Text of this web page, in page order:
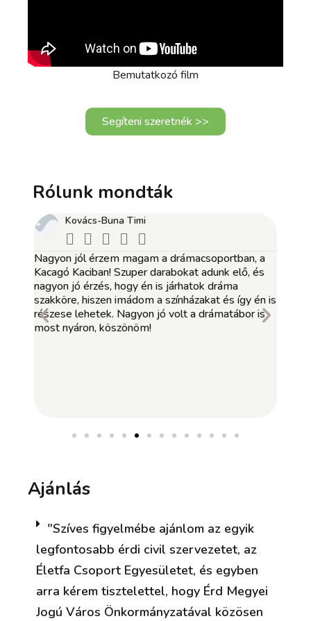
Bemutatkozó film
Segíteni szeretnék >>
Rólunk mondták
a drámacsoportban, a
darabokat adunk elő, és
is járhatok dráma
a színházakat és így én is
jó volt a drámatábor is
A múlt héten igazi nyári
A kisfiam, mint egy átlagos
Pedig nem az. Ugyanúgy
várakozott, nevetett és elfáradt,
táborból táborba zuhan a nyáron,
Samunak ez ritka pillanat. Az
Ajánlás
"Szíves figyelmébe ajánlom az egyik
legfontosabb érdi civil szervezetet, az
Életfa Csoport Egyesületet, és egyben
arra kérem tisztelettel, hogy Érd Megyei
Jogú Város Önkormányzatával közösen